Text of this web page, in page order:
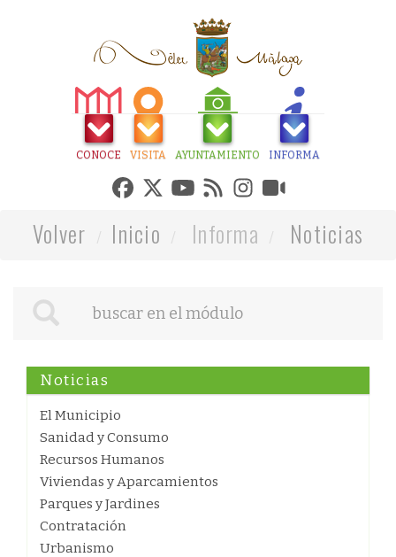
CONOCE VISITA AYUNTAMIENTO INFORMA
Volver Inicio Informa Noticias
Noticias
El Municipio
Sanidad y Consumo
Recursos Humanos
Viviendas y Aparcamientos
Parques y Jardines
Contratación
Urbanismo